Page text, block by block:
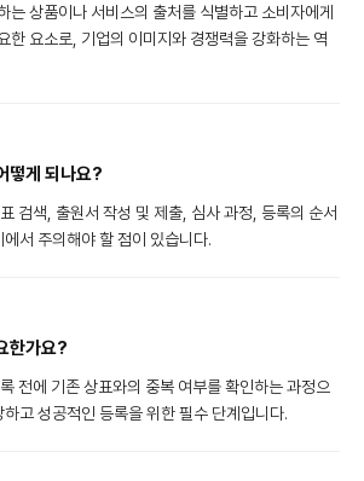
는 상품이나 서비스의 출처를 식별하고 소비자에게
한 요소로, 기업의 이미지와 경쟁력을 강화하는 역
떻게 되나요?
검색, 출원서 작성 및 제출, 심사 과정, 등록의 순서
서 주의해야 할 점이 있습니다.
한가요?
전에 기존 상표와의 중복 여부를 확인하는 과정으
고 성공적인 등록을 위한 필수 단계입니다.